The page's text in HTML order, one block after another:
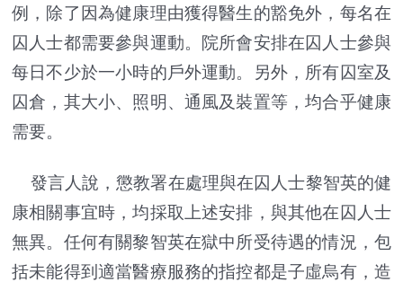
例，除了因為健康理由獲得醫生的豁免外，每名在
囚人士都需要參與運動。院所會安排在囚人士參與
每日不少於一小時的戶外運動。另外，所有囚室及
囚倉，其大小、照明、通風及裝置等，均合乎健康
需要。
發言人說，懲教署在處理與在囚人士黎智英的健
康相關事宜時，均採取上述安排，與其他在囚人士
無異。任何有關黎智英在獄中所受待遇的情況，包
括未能得到適當醫療服務的指控都是子虛烏有，造